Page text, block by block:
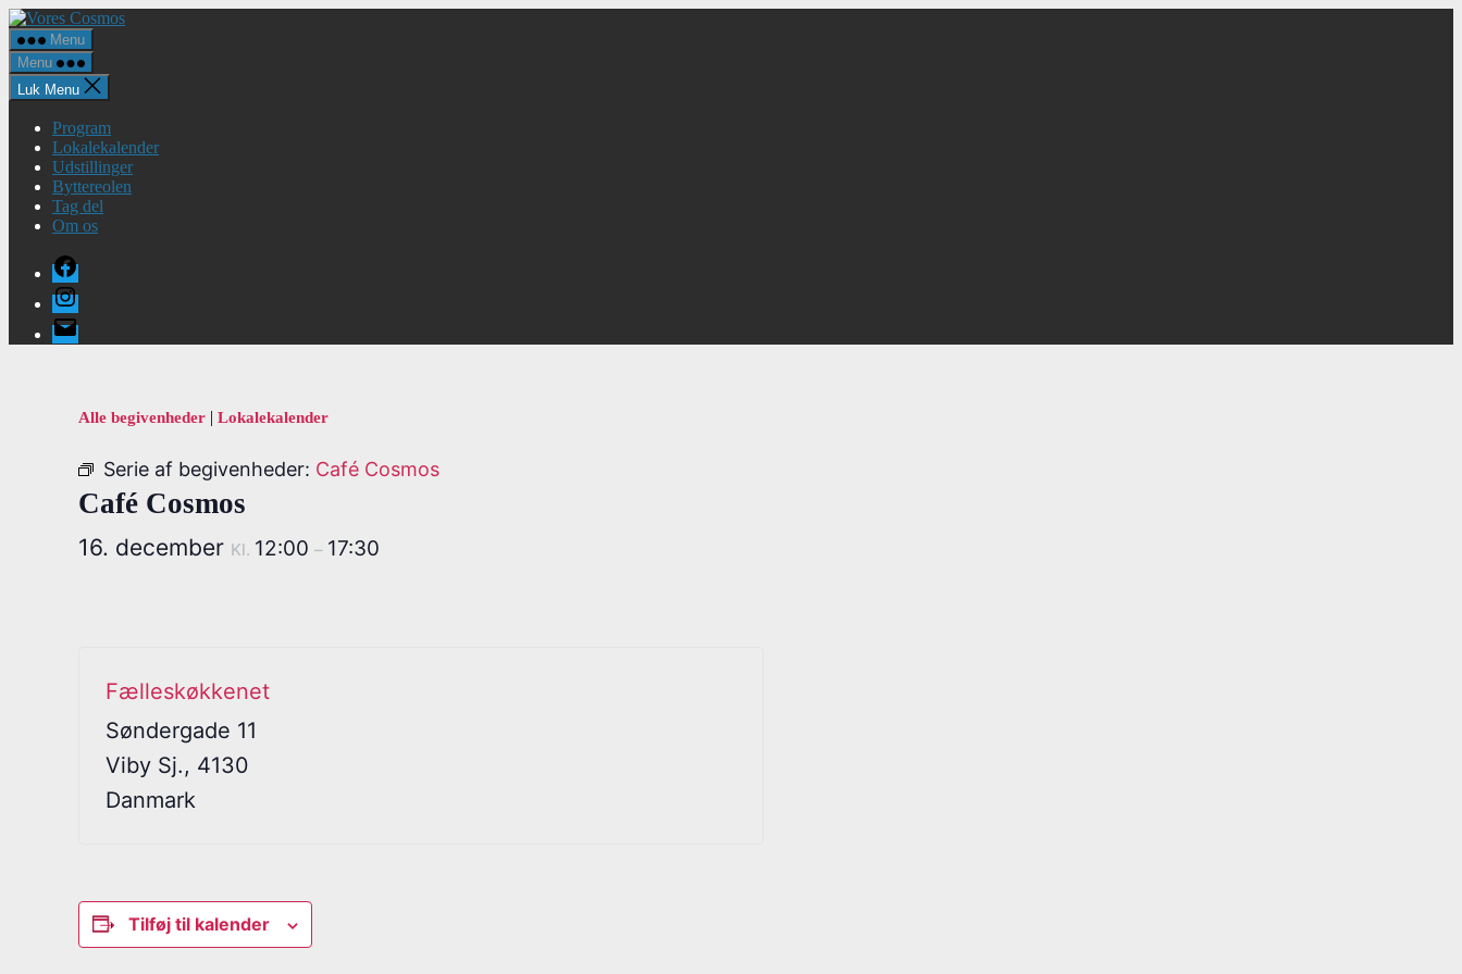
Spring
til
indholdet
Vores
Menu
Menu
Luk Menu
Program
Lokalekalender
Udstillinger
Byttereolen
Tag del
Om os
Facebook
Instagram
E-
mail
Alle begivenheder | Lokalekalender
Serie af begivenheder: Café Cosmos
Café Cosmos
16. december Kl. 12:00 – 17:30
Fælleskøkkenet
Søndergade 11
Viby Sj., 4130
Danmark
Tilføj til kalender